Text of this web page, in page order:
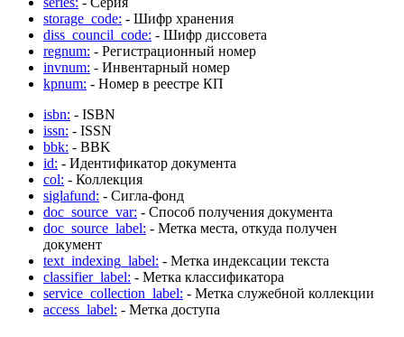
storage_code: - Шифр хранения
diss_council_code: - Шифр диссовета
regnum: - Регистрационный номер
invnum: - Инвентарный номер
kpnum: - Номер в реестре КП
isbn: - ISBN
issn: - ISSN
bbk: - BBK
id: - Идентификатор документа
col: - Коллекция
siglafund: - Сигла-фонд
doc_source_var: - Способ получения документа
doc_source_label: - Метка места, откуда получен
документ
text_indexing_label: - Метка индексации текста
classifier_label: - Метка классификатора
service_collection_label: - Метка служебной коллекции
access_label: - Метка доступа